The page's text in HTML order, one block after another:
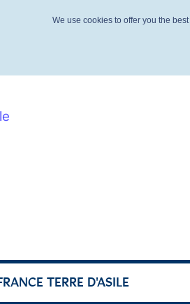
TERRE D'ASILE
We use cookies to offer you the